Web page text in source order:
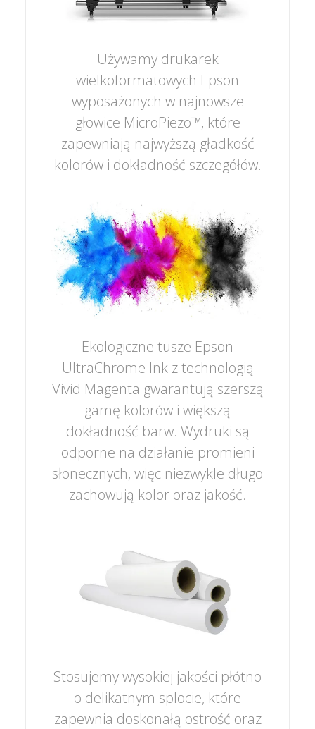
Używamy drukarek
wielkoformatowych Epson
wyposażonych w najnowsze
głowice MicroPiezo™, które
zapewniają najwyższą gładkość
kolorów i dokładność szczegółów.
Ekologiczne tusze Epson
UltraChrome Ink z technologią
Vivid Magenta gwarantują szerszą
gamę kolorów i większą
dokładność barw. Wydruki są
odporne na działanie promieni
słonecznych, więc niezwykle długo
zachowują kolor oraz jakość.
Stosujemy wysokiej jakości płótno
o delikatnym splocie, które
zapewnia doskonałą ostrość oraz